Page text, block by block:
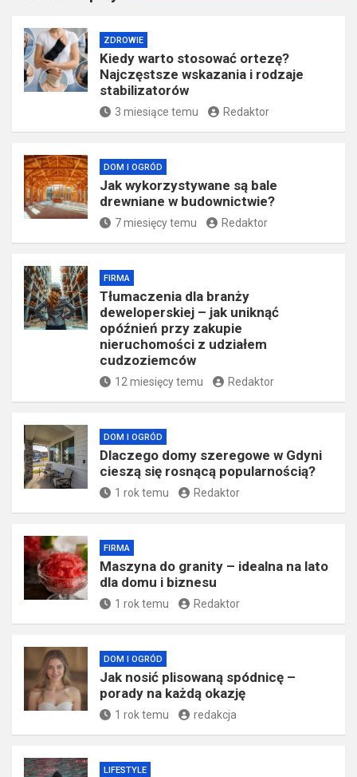
ZDROWIE
Kiedy warto stosować ortezę?
Najczęstsze wskazania i rodzaje
stabilizatorów
3 miesiące temu Redaktor
DOM I OGRÓD
Jak wykorzystywane są bale
drewniane w budownictwie?
7 miesięcy temu Redaktor
FIRMA
Tłumaczenia dla branży
deweloperskiej – jak uniknąć
opóźnień przy zakupie
nieruchomości z udziałem
cudzoziemców
12 miesięcy temu Redaktor
DOM I OGRÓD
Dlaczego domy szeregowe w Gdyni
cieszą się rosnącą popularnością?
1 rok temu Redaktor
FIRMA
​Maszyna do granity – idealna na lato
dla domu i biznesu
1 rok temu Redaktor
DOM I OGRÓD
Jak nosić plisowaną spódnicę –
porady na każdą okazję
1 rok temu redakcja
LIFESTYLE